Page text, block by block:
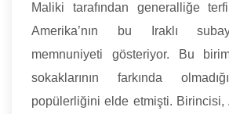
Maliki tarafından generalliğe
Amerika’nın bu Iraklı
memnuniyeti gösteriyor. Bu
sokaklarının farkında
popülerliğini elde etmişti. Birincisi,